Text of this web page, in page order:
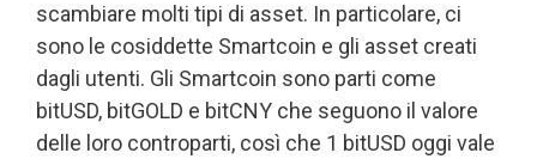
scambiare molti tipi di asset. In particolare, ci
sono le cosiddette Smartcoin e gli asset creati
dagli utenti. Gli Smartcoin sono parti come
bitUSD, bitGOLD e bitCNY che seguono il valore
delle loro controparti, così che 1 bitUSD oggi vale